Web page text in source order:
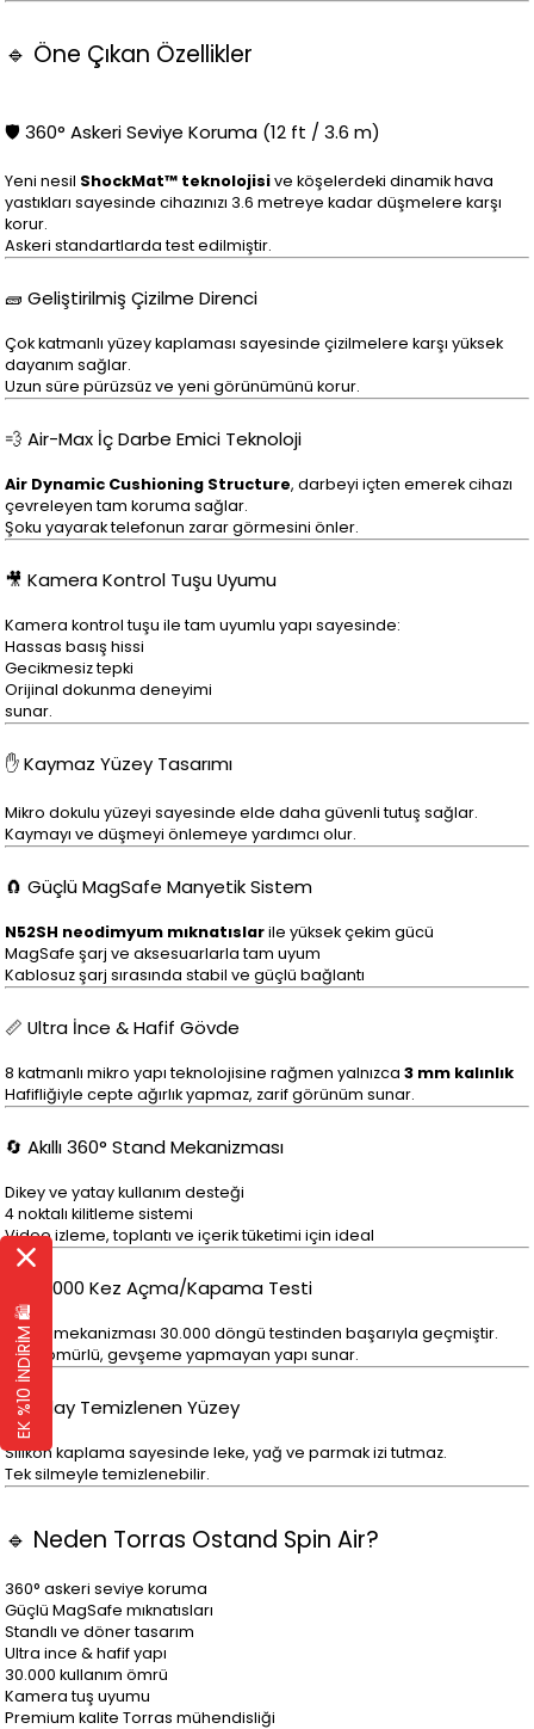
🔹 Öne Çıkan Özellikler
🛡️ 360° Askeri Seviye Koruma (12 ft / 3.6 m)
Yeni nesil ShockMat™ teknolojisive köşelerdeki dinamik hava
yastıkları sayesinde cihazınızı 3.6 metreye kadar düşmelere karşı
korur.
Askeri standartlarda test edilmiştir.
🧱 Geliştirilmiş Çizilme Direnci
Çok katmanlı yüzey kaplaması sayesinde çizilmelere karşı yüksek
dayanım sağlar.
Uzun süre pürüzsüz ve yeni görünümünü korur.
💨 Air-Max İç Darbe Emici Teknoloji
Air Dynamic Cushioning Structure, darbeyi içten emerek cihazı
çevreleyen tam koruma sağlar.
Şoku yayarak telefonun zarar görmesini önler.
🎥 Kamera Kontrol Tuşu Uyumu
Kamera kontrol tuşu ile tam uyumlu yapı sayesinde:
Hassas basış hissi
Gecikmesiz tepki
Orijinal dokunma deneyimi
sunar.
✋ Kaymaz Yüzey Tasarımı
Mikro dokulu yüzeyi sayesinde elde daha güvenli tutuş sağlar.
Kaymayı ve düşmeyi önlemeye yardımcı olur.
🧲 Güçlü MagSafe Manyetik Sistem
N52SH neodimyum mıknatıslarile yüksek çekim gücü
MagSafe şarj ve aksesuarlarla tam uyum
Kablosuz şarj sırasında stabil ve güçlü bağlantı
📏 Ultra İnce & Hafif Gövde
8 katmanlı mikro yapı teknolojisine rağmen yalnızca3 mm kalınlık
Hafifliğiyle cepte ağırlık yapmaz, zarif görünüm sunar.
🔄 Akıllı 360° Stand Mekanizması
Dikey ve yatay kullanım desteği
4 noktalı kilitleme sistemi
Video izleme, toplantı ve içerik tüketimi için ideal
🔁 30.000 Kez Açma/Kapama Testi
Stand mekanizması 30.000 döngü testinden başarıyla geçmiştir.
Uzun ömürlü, gevşeme yapmayan yapı sunar.
🧼 Kolay Temizlenen Yüzey
Silikon kaplama sayesinde leke, yağ ve parmak izi tutmaz.
Tek silmeyle temizlenebilir.
🔹 Neden Torras Ostand Spin Air?
360° askeri seviye koruma
Güçlü MagSafe mıknatısları
Standlı ve döner tasarım
Ultra ince & hafif yapı
30.000 kullanım ömrü
Kamera tuş uyumu
Premium kalite Torras mühendisliği
EK %10 İNDİRİM 🛍️